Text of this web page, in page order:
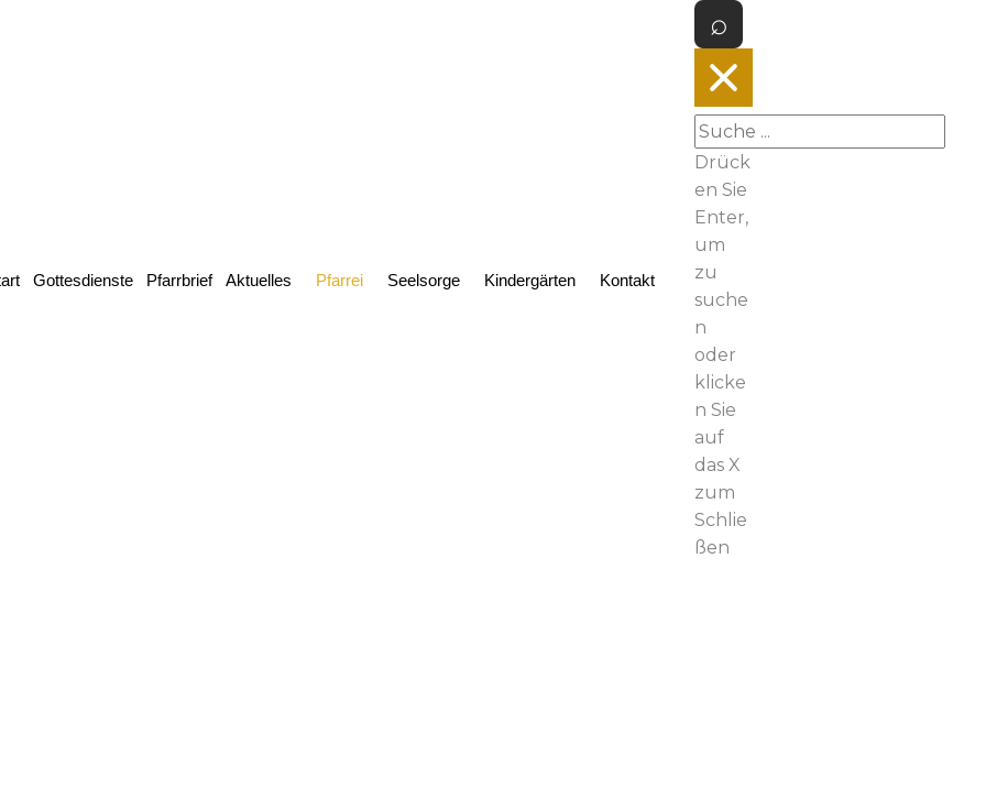
Gottesdienste Pfarrbrief Aktuelles Pfarrei Seelsorge Kindergärten Kontakt
Drück
en Sie
Enter,
um
zu
suche
n
oder
klicke
n Sie
auf
das X
zum
Schlie
ßen